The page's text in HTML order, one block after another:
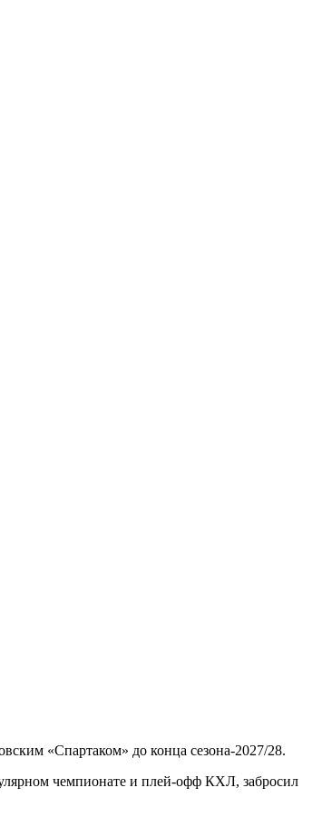
«Спартаком» до конца сезона‑2027/28.
чемпионате и плей‑офф КХЛ, забросил